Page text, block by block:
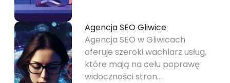
Agencja SEO Gliwice
Agencja SEO w Gliwicach
oferuje szeroki wachlarz usług,
które mają na celu poprawę
widoczności stron…